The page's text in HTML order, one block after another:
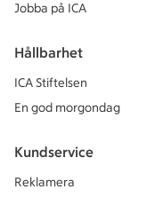
Jobba på ICA
Hållbarhet
ICA Stiftelsen
En god morgondag
Kundservice
Reklamera